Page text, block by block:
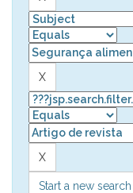
Start a new search